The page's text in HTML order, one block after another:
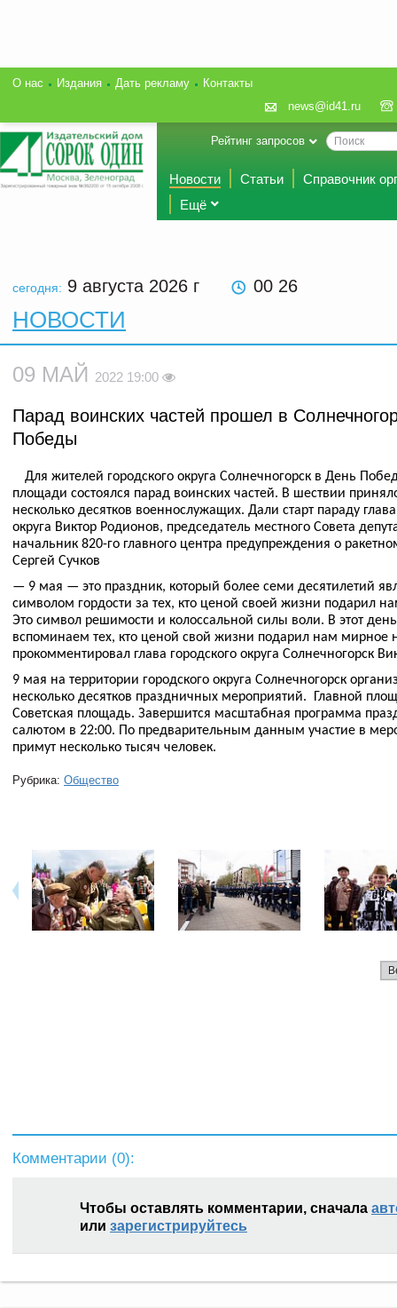
О нас Издания Дать рекламу
Контакты
news@id41.ru
Рейтинг запросов
Новости Статьи
Справочник
Ещё
сегодня: 9 августа 2026 г 00:26
НОВОСТИ
09 МАЙ 2022 19:00
Парад воинских частей пpошел в
Победы
Для жителей городского округа Солнечногорск в День
площади состоялся парад воинских частей. В шествии
несколько десятков военнослужащих. Дали старт параду глава
округа Виктор Родионов, председатель местного Совета
начальник 820-го главного центра предупреждения о
Сергей Сучков
— 9 мая — это праздник, который более семи десятилетий
символом гордости за тех, кто ценой своей жизни подарил
Это символ решимости и колоссальной силы воли. В этот
вспоминаем тех, кто ценой свой жизни подарил нам мирное
прокомментировал глава городского округа Солнечногорск
9 мая на территории городского округа Солнечногорск
несколько десятков праздничных мероприятий. Главной
Советская площадь. Завершится масштабная программа
салютом в 22:00. По предварительным данным участие в
примут несколько тысяч человек.
Рубрика: Общество
Комментарии (0):
Чтобы оставлять комментарии, сначала
или зарегистрируйтесь